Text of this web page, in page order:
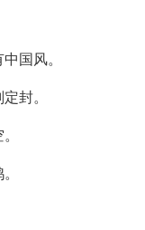
国风。
封。